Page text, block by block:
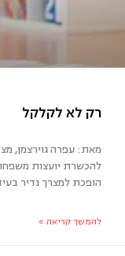
מאת: עפרה גוירצמן,
להכשרת יועצות
הופכת למצרך נדיר
להמשך קריאה »